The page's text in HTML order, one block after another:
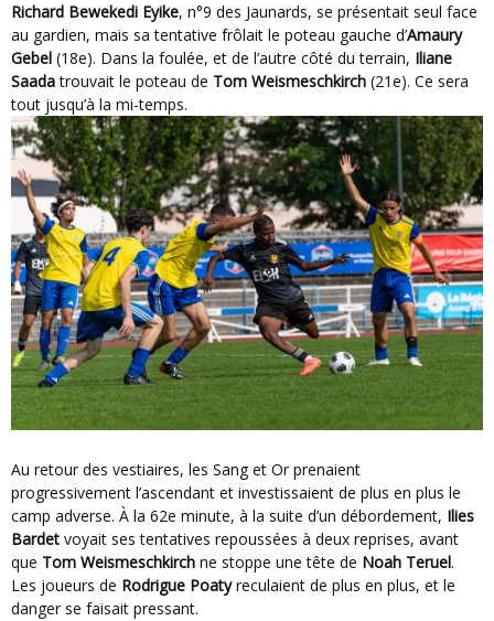
Richard Bewekedi Eyike, n°9 des Jaunards, se présentait seul face
au gardien, mais sa tentative frôlait le poteau gauche d’Amaury
Gebel (18e). Dans la foulée, et de l’autre côté du terrain, Iliane
Saadatrouvait le poteau de Tom Weismeschkirch (21e). Ce sera
tout jusqu’à la mi-temps.
Au retour des vestiaires, les Sang et Or prenaient
progressivement l’ascendant et investissaient de plus en plus le
camp adverse. À la 62e minute, à la suite d’un débordement, Ilies
Bardet voyait ses tentatives repoussées à deux reprises, avant
que Tom Weismeschkirch ne stoppe une tête de Noah Teruel.
Les joueurs de Rodrigue Poatyreculaient de plus en plus, et le
danger se faisait pressant.